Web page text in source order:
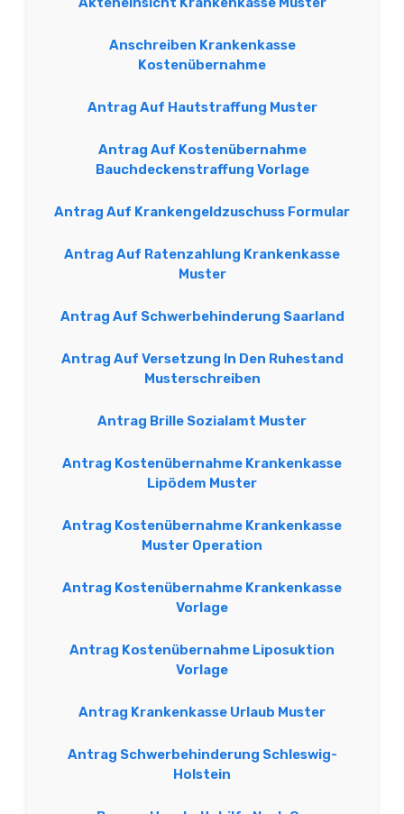
Anschreiben Krankenkasse
Kostenübernahme
Antrag Auf Hautstraffung Muster
Antrag Auf Kostenübernahme
Bauchdeckenstraffung Vorlage
Antrag Auf Krankengeldzuschuss Formular
Antrag Auf Ratenzahlung Krankenkasse
Muster
Antrag Auf Schwerbehinderung Saarland
Antrag Auf Versetzung In Den Ruhestand
Musterschreiben
Antrag Brille Sozialamt Muster
Antrag Kostenübernahme Krankenkasse
Lipödem Muster
Antrag Kostenübernahme Krankenkasse
Muster Operation
Antrag Kostenübernahme Krankenkasse
Vorlage
Antrag Kostenübernahme Liposuktion
Vorlage
Antrag Krankenkasse Urlaub Muster
Antrag Schwerbehinderung Schleswig-
Holstein